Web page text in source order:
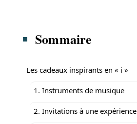
Sommaire
Les cadeaux inspirants en « i »
1. Instruments de musique
2. Invitations à une expérience